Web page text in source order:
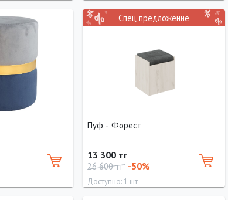
Высота
40 см
Длина
0 см
Ширина
40 см
Высота
40 см
Пуф - Форест
13 300 тг
26 600 тг -50%
Доступно: 1 шт
Спец предложение